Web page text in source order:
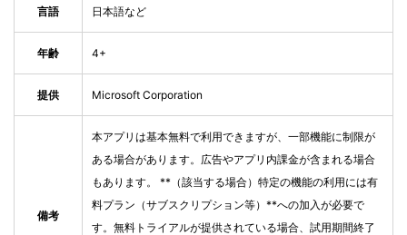
言語 日本語など
年齢 4+
提供 Microsoft Corporation
備考
本アプリは基本無料で利用できますが、一部機能に制限が
ある場合があります。広告やアプリ内課金が含まれる場合
もあります。 **（該当する場合）特定の機能の利用には有
料プラン（サブスクリプション等）**への加入が必要で
す。無料トライアルが提供されている場合、試用期間終了